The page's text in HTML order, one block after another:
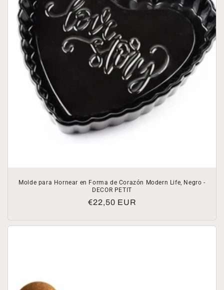
Molde para Hornear en Forma de Corazón Modern Life, Negro -
DECOR PETIT
Precio
€22,50 EUR